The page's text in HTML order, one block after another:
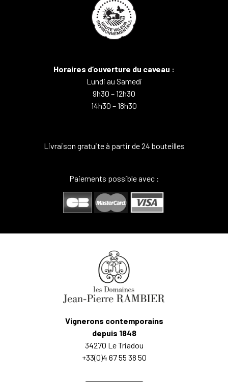
Horaires d’ouverture du caveau :
Lundi au Samedi
9h30 – 12h30
14h30 – 18h30
Livraison gratuite à partir de 24 bouteilles
Paiements possible avec :
Vignerons contemporains
depuis 1848
34270 Le Triadou
+33(0)4 67 55 38 50